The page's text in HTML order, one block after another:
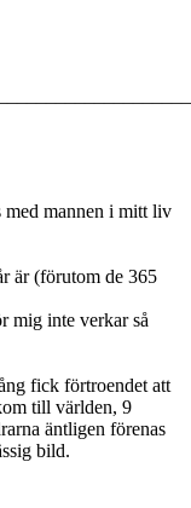
med mannen i mitt liv
är (förutom de 365
mig inte verkar så
fick förtroendet att
till världen, 9
äntligen förenas
bild.